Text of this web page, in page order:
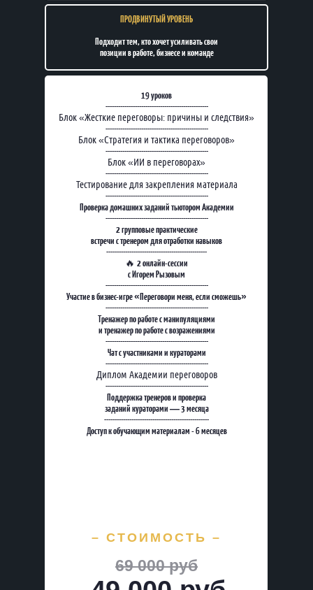
19 уроков
-------------------------------------------------
Блок «Жесткие переговоры: причины и следствия»
-------------------------------------------------
Блок «Стратегия и тактика переговоров»
-------------------------------------------------
Блок «ИИ в переговорах»
-------------------------------------------------
Тестирование для закрепления материала
-------------------------------------------------
Проверка домашних заданий тьютором Академии
-------------------------------------------------
2 групповые практические
встречи с тренером для отработки навыков
------------------------------------------------
🔥 2 онлайн-сессии
с Игорем Рызовым
-------------------------------------------------
Участие в бизнес-игре «Переговори меня, если сможешь»
-------------------------------------------------
Тренажер по работе с манипуляциями
и тренажер по работе с возражениями
-------------------------------------------------
Чат с участниками и кураторами
-------------------------------------------------
Диплом Академии переговоров
-------------------------------------------------
Поддержка тренеров и проверка
заданий кураторами — 3 месяца
--------------------------------------------------
Доступ к обучающим материалам - 6 месяцев
ПРОДВИНУТЫЙ УРОВЕНЬ
Подходит тем, кто хочет усиливать свои
позиции в работе, бизнесе и команде
– СТОИМОСТЬ –
69 000 руб